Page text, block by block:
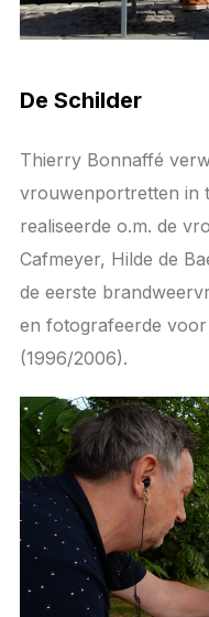
De Schilder
Thierry Bonnaffé
vrouwenportretten in
realiseerde o.m. de
Cafmeyer, Hilde de
de eerste
en fotografeerde
(1996/2006).